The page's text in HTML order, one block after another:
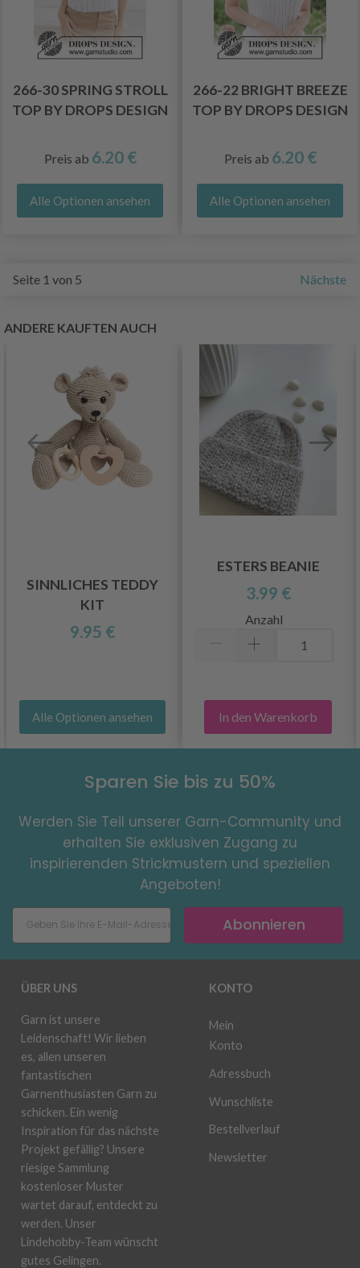
266-30 SPRING STROLL
TOP BY DROPS DESIGN
Preis ab 6.20 €
Alle Optionen ansehen
266-22 BRIGHT BREEZE
TOP BY DROPS DESIGN
Preis ab 6.20 €
Alle Optionen ansehen
Seite 1 von 5 Nächste
ANDERE KAUFTEN AUCH
SINNLICHES TEDDY
KIT
9.95 €
Alle Optionen ansehen
ESTERS BEANIE
3.99 €
Anzahl
In den Warenkorb
Sparen Sie bis zu 50%
Werden Sie Teil unserer Garn-Community und
erhalten Sie exklusiven Zugang zu
inspirierenden Strickmustern und speziellen
Angeboten!
Abonnieren
ÜBER UNS
Garn ist unsere
Leidenschaft! Wir lieben
es, allen unseren
fantastischen
Garnenthusiasten Garn zu
schicken. Ein wenig
Inspiration für das nächste
Projekt gefällig? Unsere
riesige Sammlung
kostenloser Muster
wartet darauf, entdeckt zu
werden. Unser
Lindehobby-Team wünscht
gutes Gelingen.
KONTO
Mein
Konto
Adressbuch
Wunschliste
Bestellverlauf
Newsletter